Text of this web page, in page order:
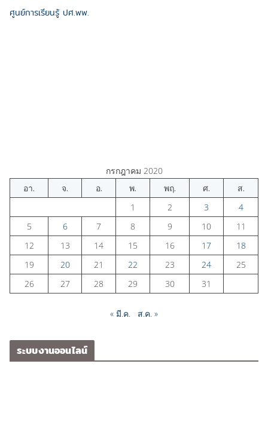
ศูนย์การเรียนรู้ ปศ.พพ.
กรกฎาคม 2020
อา.
จ. อ. พ. พฤ. ศ.
ส.
1
2 3
4
5
6 7 8 9 10
11
12
13 14 15 16 17
18
19
20 21 22 23 24
25
26
27 28 29 30 31
« มี.ค. ส.ค. »
ระบบงานออนไลน์